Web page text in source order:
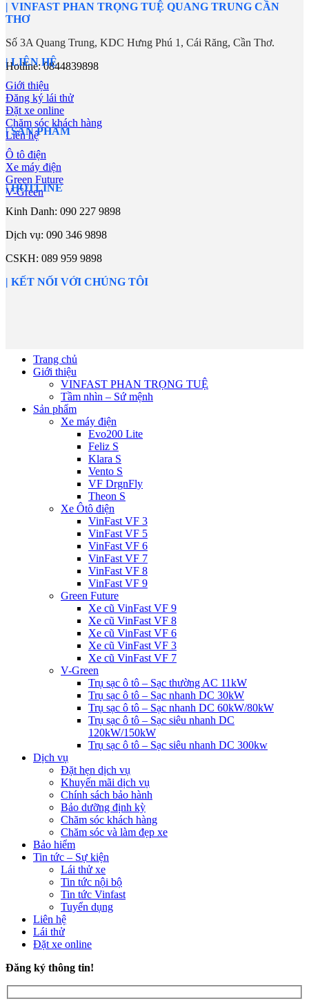
| VINFAST PHAN TRỌNG TUỆ QUANG TRUNG CẦN
THƠ
Số 3A Quang Trung, KDC Hưng Phú 1, Cái Răng, Cần Thơ.
Hotline:0844839898
| LIÊN HỆ
Giới thiệu
Đăng ký lái thử
Đặt xe online
Chăm sóc khách hàng
Liên hệ
| SẢN PHẨM
Ô tô điện
Xe máy điện
Green Future
V-Green
| HOTLINE
Kinh Danh: 090 227 9898
Dịch vụ: 090 346 9898
CSKH: 089 959 9898
| KẾT NỐI VỚI CHÚNG TÔI
Trang chủ
Giới thiệu
VINFAST PHAN TRỌNG TUỆ
Tầm nhìn – Sứ mệnh
Sản phẩm
Xe máy điện
Evo200 Lite
Feliz S
Klara S
Vento S
VF DrgnFly
Theon S
Xe Ôtô điện
VinFast VF 3
VinFast VF 5
VinFast VF 6
VinFast VF 7
VinFast VF 8
VinFast VF 9
Green Future
Xe cũ VinFast VF 9
Xe cũ VinFast VF 8
Xe cũ VinFast VF 6
Xe cũ VinFast VF 3
Xe cũ VinFast VF 7
V-Green
Trụ sạc ô tô – Sạc thường AC 11kW
Trụ sạc ô tô – Sạc nhanh DC 30kW
Trụ sạc ô tô – Sạc nhanh DC 60kW/80kW
Trụ sạc ô tô – Sạc siêu nhanh DC
120kW/150kW
Trụ sạc ô tô – Sạc siêu nhanh DC 300kw
Dịch vụ
Đặt hẹn dịch vụ
Khuyến mãi dịch vụ
Chính sách bảo hành
Bảo dưỡng định kỳ
Chăm sóc khách hàng
Chăm sóc và làm đẹp xe
Bảo hiểm
Tin tức – Sự kiện
Lái thử xe
Tin tức nội bộ
Tin tức Vinfast
Tuyển dụng
Liên hệ
Lái thử
Đặt xe online
Đăng ký thông tin!